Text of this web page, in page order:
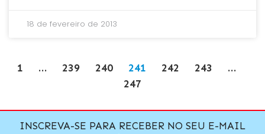
18 de fevereiro de 2013
1 … 239 240 241 242 243
…
247
INSCREVA-SE PARA RECEBER NO SEU E-MAIL